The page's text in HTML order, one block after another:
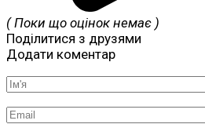
( Поки що оцінок немає )
Поділитися з друзями
Додати коментар
Ім'я
Email